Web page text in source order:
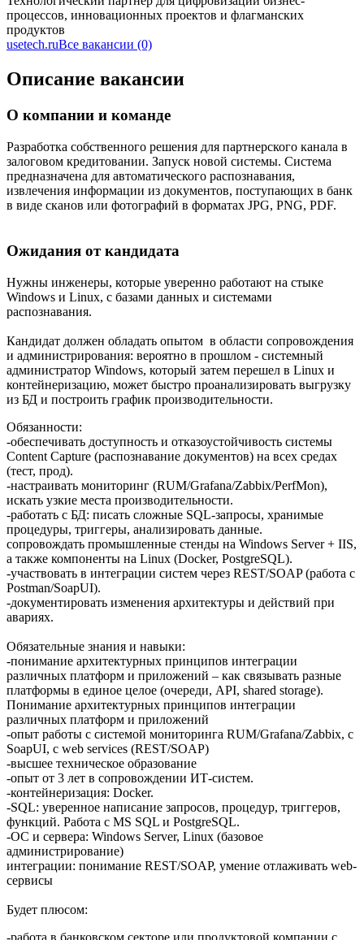
процессов, инновационных проектов и флагманских
продуктов
usetech.ruВсе вакансии (0)
Описание вакансии
О компании и команде
Разработка собственного решения для партнерского канала в
залоговом кредитовании. Запуск новой системы. Система
предназначена для автоматического распознавания,
извлечения информации из документов, поступающих в банк
в виде сканов или фотографий в форматах JPG, PNG, PDF.
Ожидания от кандидата
Нужны инженеры, которые уверенно работают на стыке
Windows и Linux, с базами данных и системами
распознавания.
Кандидат должен обладать опытом в области сопровождения
и администрирования: вероятно в прошлом - системный
администратор Windows, который затем перешел в Linux и
контейнеризацию, может быстро проанализировать выгрузку
из БД и построить график производительности.
Обязанности:
-обеспечивать доступность и отказоустойчивость системы
Content Capture (распознавание документов) на всех средах
(тест, прод).
-настраивать мониторинг (RUM/Grafana/Zabbix/PerfMon),
искать узкие места производительности.
-работать с БД: писать сложные SQL-запросы, хранимые
процедуры, триггеры, анализировать данные.
сопровождать промышленные стенды на Windows Server + IIS,
а также компоненты на Linux (Docker, PostgreSQL).
-участвовать в интеграции систем через REST/SOAP (работа с
Postman/SoapUI).
-документировать изменения архитектуры и действий при
авариях.
Обязательные знания и навыки:
-понимание архитектурных принципов интеграции
различных платформ и приложений – как связывать разные
платформы в единое целое (очереди, API, shared storage).
Понимание архитектурных принципов интеграции
различных платформ и приложений
-опыт работы с системой мониторинга RUM/Grafana/Zabbix, с
SoapUI, с web services (REST/SOAP)​​​​​​​
-высшее техническое образование
-опыт от 3 лет в сопровождении ИТ-систем.
-контейнеризация: Docker.
-SQL: уверенное написание запросов, процедур, триггеров,
функций. Работа с MS SQL и PostgreSQL.
-ОС и сервера: Windows Server, Linux (базовое
администрирование)
интеграции: понимание REST/SOAP, умение отлаживать web-
сервисы
Будет плюсом:
-работа в банковском секторе или продуктовой компании с